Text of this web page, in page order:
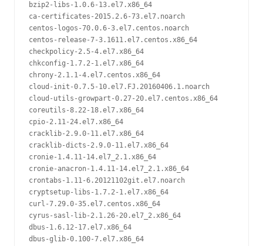
bzip2-libs-1.0.6-13.el7.x86_64
ca-certificates-2015.2.6-73.el7.noarch
centos-logos-70.0.6-3.el7.centos.noarch
centos-release-7-3.1611.el7.centos.x86_64
checkpolicy-2.5-4.el7.x86_64
chkconfig-1.7.2-1.el7.x86_64
chrony-2.1.1-4.el7.centos.x86_64
cloud-init-0.7.5-10.el7.FJ.20160406.1.noarch
cloud-utils-growpart-0.27-20.el7.centos.x86_64
coreutils-8.22-18.el7.x86_64
cpio-2.11-24.el7.x86_64
cracklib-2.9.0-11.el7.x86_64
cracklib-dicts-2.9.0-11.el7.x86_64
cronie-1.4.11-14.el7_2.1.x86_64
cronie-anacron-1.4.11-14.el7_2.1.x86_64
crontabs-1.11-6.20121102git.el7.noarch
cryptsetup-libs-1.7.2-1.el7.x86_64
curl-7.29.0-35.el7.centos.x86_64
cyrus-sasl-lib-2.1.26-20.el7_2.x86_64
dbus-1.6.12-17.el7.x86_64
dbus-glib-0.100-7.el7.x86_64